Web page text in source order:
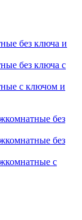
без ключа и
без ключа с
с ключом и
без
без
с